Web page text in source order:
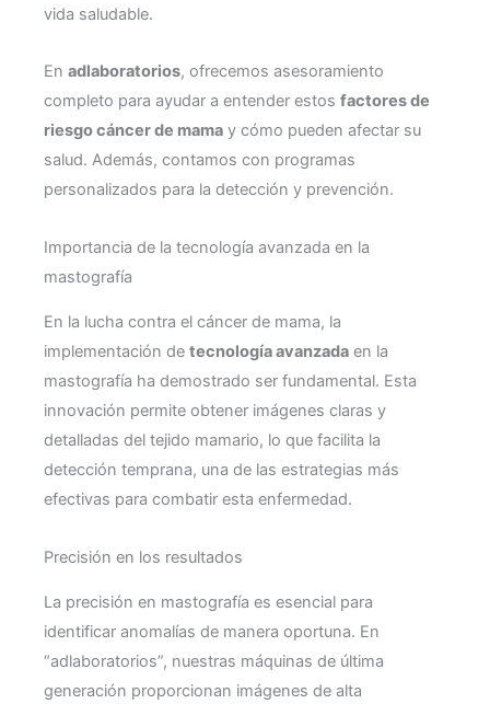
vida saludable.
En adlaboratorios, ofrecemos asesoramiento
completo para ayudar a entender estos factores de
riesgo cáncer de mama y cómo pueden afectar su
salud. Además, contamos con programas
personalizados para la detección y prevención.
Importancia de la tecnología avanzada en la
mastografía
En la lucha contra el cáncer de mama, la
implementación de tecnología avanzada en la
mastografía ha demostrado ser fundamental. Esta
innovación permite obtener imágenes claras y
detalladas del tejido mamario, lo que facilita la
detección temprana, una de las estrategias más
efectivas para combatir esta enfermedad.
Precisión en los resultados
La precisión en mastografía es esencial para
identificar anomalías de manera oportuna. En
“adlaboratorios”, nuestras máquinas de última
generación proporcionan imágenes de alta